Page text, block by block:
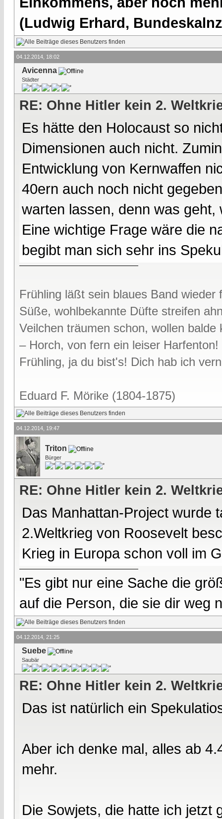
(Ludwig Erhard,
04.12.2014, 18:02
Avicenna
Städter
RE: Ohne Hitler kein 2.
Es hätte den Holocaust so
Dimensionen auch nicht.
Entwicklung von Kernwaffen
40ern auch noch nicht
warten lassen, denn was
Eine wichtige Frage wäre die
begibt man sich sehr ins
Frühling läßt sein blaues Band wieder
Süße, wohlbekannte Düfte streifen
Veilchen träumen schon, wollen balde
– Horch, von fern ein leiser Harfenton!
Frühling, ja du bist's! Dich hab ich
Eduard F. Mörike (1804-1875)
04.12.2014, 19:47
Triton
Bürger
RE: Ohne Hitler kein 2.
Das Manhattan-Project wurde
2.Weltkrieg von Roosevelt
Krieg in Europa schon voll im
"Es gibt nur eine Sache die
auf die Person, die sie dir weg
04.12.2014, 21:25
Suebe
Saubär
RE: Ohne Hitler kein 2.
Das ist natürlich ein
Aber ich denke mal, alles ab
mehr.
Die Sowjets, die hatte ich jetzt